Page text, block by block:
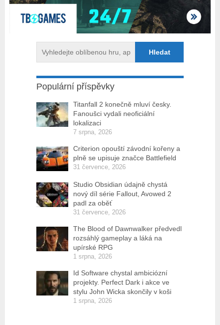
Populární příspěvky
Titanfall 2 konečně mluví česky.
Fanoušci vydali neoficiální
lokalizaci
7 srpna, 2026
Criterion opouští závodní kořeny a
plně se upisuje značce Battlefield
31 července, 2026
Studio Obsidian údajně chystá
nový díl série Fallout, Avowed 2
padl za oběť
31 července, 2026
The Blood of Dawnwalker předvedl
rozsáhlý gameplay a láká na
upírské RPG
1 srpna, 2026
Id Software chystal ambiciózní
projekty. Perfect Dark i akce ve
stylu John Wicka skončily v koši
1 srpna, 2026